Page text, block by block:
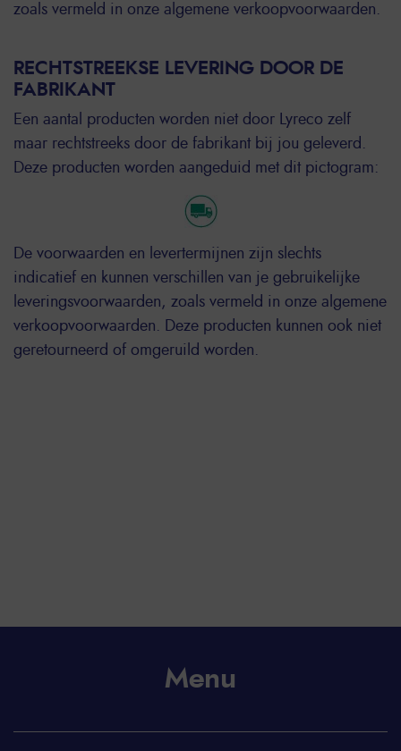
zoals vermeld in onze algemene verkoopvoorwaarden.
RECHTSTREEKSE LEVERING DOOR DE
FABRIKANT
Een aantal producten worden niet door Lyreco zelf
maar rechtstreeks door de fabrikant bij jou geleverd.
Deze producten worden aangeduid met dit pictogram:
De voorwaarden en levertermijnen zijn slechts
indicatief en kunnen verschillen van je gebruikelijke
leveringsvoorwaarden, zoals vermeld in onze algemene
verkoopvoorwaarden. Deze producten kunnen ook niet
geretourneerd of omgeruild worden.
Menu